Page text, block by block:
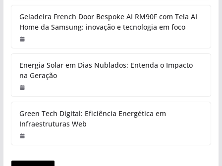
Geladeira French Door Bespoke AI RM90F com Tela AI
Home da Samsung: inovação e tecnologia em foco
Energia Solar em Dias Nublados: Entenda o Impacto
na Geração
Green Tech Digital: Eficiência Energética em
Infraestruturas Web